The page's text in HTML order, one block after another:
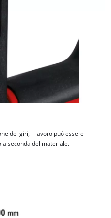
dei giri, il lavoro può essere
a seconda del materiale.